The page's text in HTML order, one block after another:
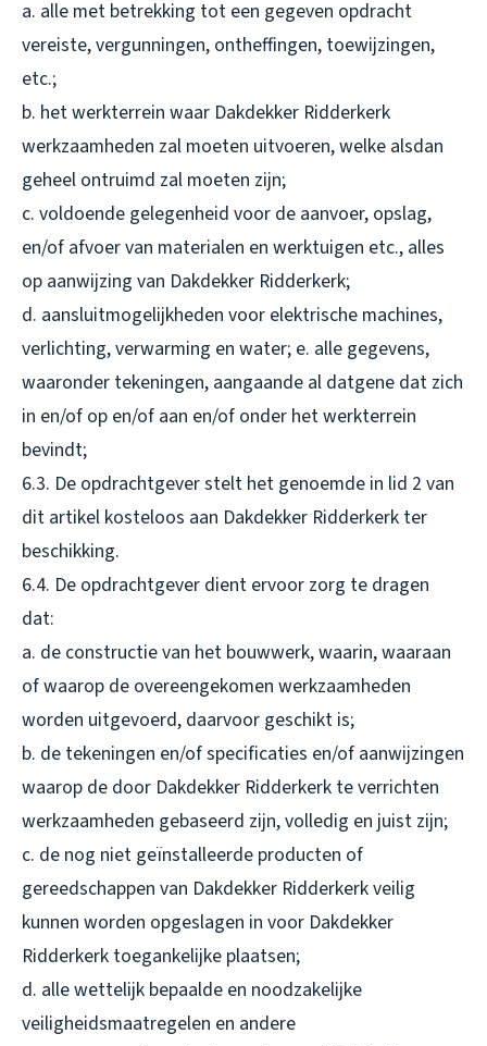
a. alle met betrekking tot een gegeven opdracht
vereiste, vergunningen, ontheffingen, toewijzingen,
etc.;
b. het werkterrein waar Dakdekker Ridderkerk
werkzaamheden zal moeten uitvoeren, welke alsdan
geheel ontruimd zal moeten zijn;
c. voldoende gelegenheid voor de aanvoer, opslag,
en/of afvoer van materialen en werktuigen etc., alles
op aanwijzing van Dakdekker Ridderkerk;
d. aansluitmogelijkheden voor elektrische machines,
verlichting, verwarming en water; e. alle gegevens,
waaronder tekeningen, aangaande al datgene dat zich
in en/of op en/of aan en/of onder het werkterrein
bevindt;
6.3. De opdrachtgever stelt het genoemde in lid 2 van
dit artikel kosteloos aan Dakdekker Ridderkerk ter
beschikking.
6.4. De opdrachtgever dient ervoor zorg te dragen
dat:
a. de constructie van het bouwwerk, waarin, waaraan
of waarop de overeengekomen werkzaamheden
worden uitgevoerd, daarvoor geschikt is;
b. de tekeningen en/of specificaties en/of aanwijzingen
waarop de door Dakdekker Ridderkerk te verrichten
werkzaamheden gebaseerd zijn, volledig en juist zijn;
c. de nog niet geïnstalleerde producten of
gereedschappen van Dakdekker Ridderkerk veilig
kunnen worden opgeslagen in voor Dakdekker
Ridderkerk toegankelijke plaatsen;
d. alle wettelijk bepaalde en noodzakelijke
veiligheidsmaatregelen en andere